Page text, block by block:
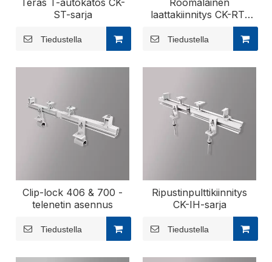
Teräs T-autokatos CK-
ST-sarja
Tiedustella
Roomalainen
laattakiinnitys CK-RT-
Tiedustella
Clip-lock 406 & 700 -
telenetin asennus
Tiedustella
Ripustinpulttikiinnitys
CK-IH-sarja
Tiedustella